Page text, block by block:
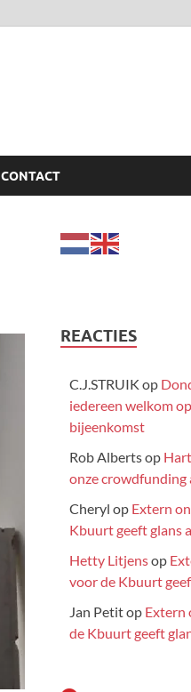
CONTACT
REACTIES
C.J.STRUIK op
iedereen welkom
bijeenkomst
Rob Albertsop
onze crowdfunding
Cheryl op Extern
Kbuurt geeft glans
Hetty Litjensop
voor de Kbuurt
Jan Petitop Extern
de Kbuurt geeft